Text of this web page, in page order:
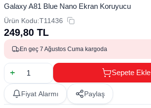
Galaxy A81 Blue Nano Ekran Koruyucu
Ürün Kodu:T11436
249,80 TL
En geç 7 Ağustos Cuma kargoda
Sepete Ekle
Fiyat Alarmı Paylaş